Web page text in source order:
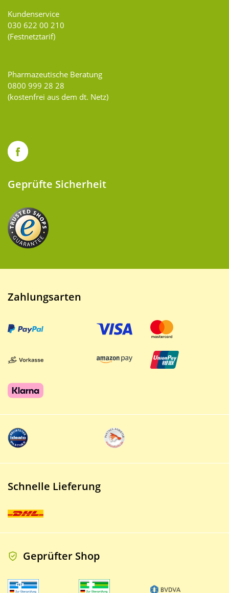
Kundenservice
030 622 00 210
(Festnetztarif)
Pharmazeutische Beratung
0800 999 28 28
(kostenfrei aus dem dt. Netz)
Geprüfte Sicherheit
Zahlungsarten
Schnelle Lieferung
Geprüfter Shop